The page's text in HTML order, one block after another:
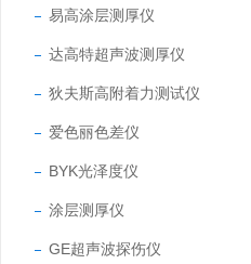
易高涂层测厚仪
达高特超声波测厚仪
狄夫斯高附着力测试仪
爱色丽色差仪
BYK光泽度仪
涂层测厚仪
GE超声波探伤仪